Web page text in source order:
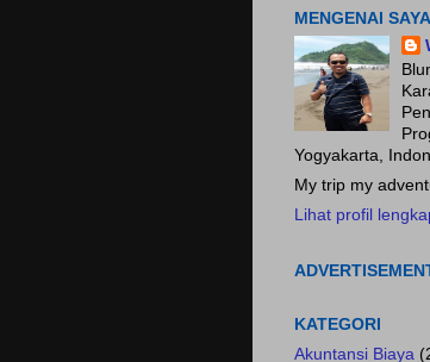
MENGENAI SAYA
Yogyakarta,
My trip my
Lihat profil
KATEGORI
Akuntansi Biaya